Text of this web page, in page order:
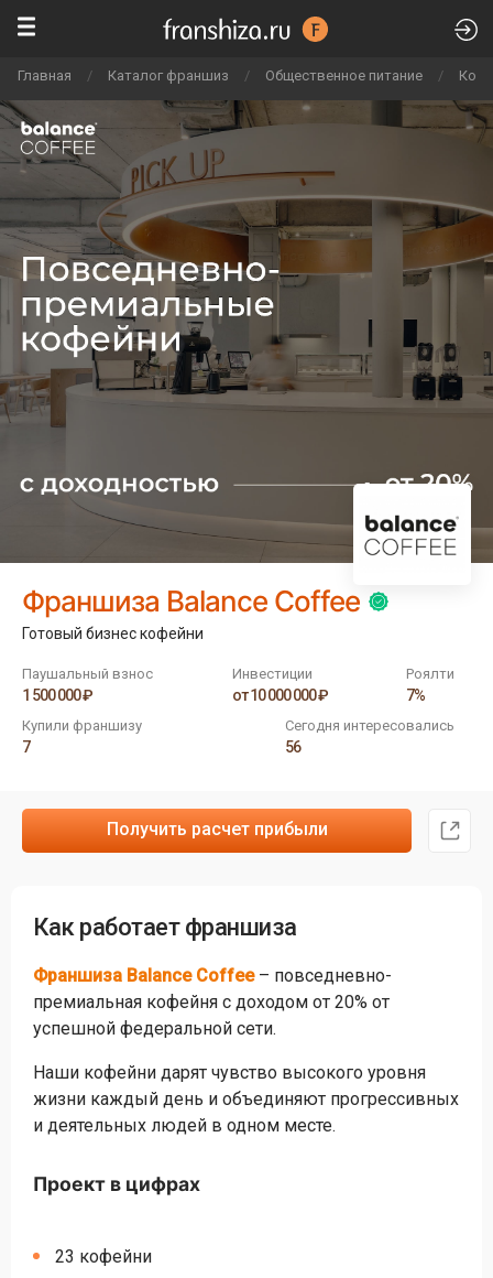
Главная / Каталог франшиз / Общественное питание /
Франшиза Balance Coffee
Готовый бизнес кофейни
Паушальный взнос
1 500 000 ₽
Инвестиции
от 10 000 000 ₽
Роялти
7%
Купили франшизу
7
Сегодня интересовались
56
Получить расчет прибыли
Как работает франшиза
Франшиза Balance Coffee– повседневно-
премиальная кофейня с доходом от 20% от
успешной федеральной сети.
Наши кофейни дарят чувство высокого уровня
жизни каждый день и объединяют прогрессивных
и деятельных людей в одном месте.
Проект в цифрах
23 кофейни